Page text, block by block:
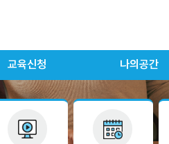
교육신청 나의공간